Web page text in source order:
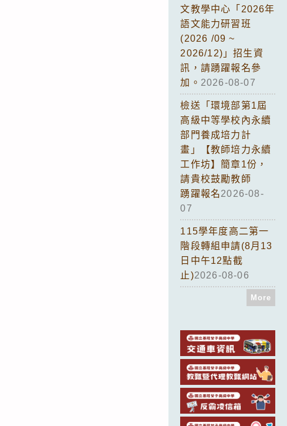
文教學中心「2026年
語文能力研習班
(2026 /09 ~
2026/12)」招生資
訊，請踴躍報名參
加。 2026-08-07
檢送「環境部第1屆
高級中等學校內永續
部門養成培力計
畫」【教師培力永續
工作坊】簡章1份，
請貴校鼓勵教師
踴躍報名2026-08-
07
115學年度高二第一
階段轉組申請(8月13
日中午12點截
止)2026-08-06
More